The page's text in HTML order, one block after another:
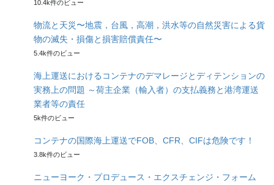
10.4k件のビュー
物流と天災〜地震，台風，高潮，洪水等の自然災害による貨
物の滅失・損傷と損害賠償責任〜
5.4k件のビュー
海上運送におけるコンテナのデマレージとディテンションの
実務上の問題 ～荷主企業（輸入者）の支払義務と港湾運送
業者等の責任
5k件のビュー
コンテナの国際海上運送でFOB、CFR、CIFは危険です！
3.8k件のビュー
ニューヨーク・プロデュース・エクスチェンジ・フォーム